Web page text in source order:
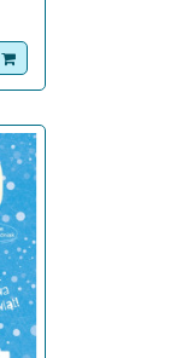
dodaj do koszyka